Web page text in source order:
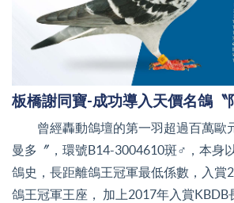
板橋謝同寶-成功導入天價名鴿〝
曾經轟動鴿壇的第一羽超過百萬歐
曼多〞，環號B14-3004610斑♂，本身
鴿史，長距離鴿王冠軍最低係數，入賞
鴿王冠軍王座， 加上2017年入賞KBDB